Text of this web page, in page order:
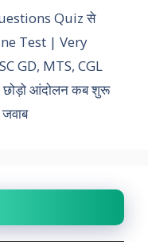
y
L
i
n
k
r
e
Quiz से
Test | Very
GD, MTS, CGL
आंदोलन कब शुरू